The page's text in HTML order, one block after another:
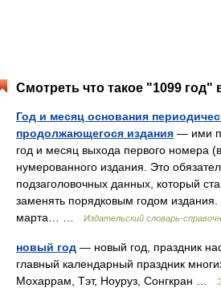
Смотреть что такое "1099 год"
Год и месяц основания
продолжающегося издания — ими
год и месяц выхода первого номера
нумерованного издания. Это
подзаголовочных данных, который
заменять порядковым годом
марта… …
Издательский словарь-
новый год — новый год, праздник
главный календарный праздник
Мохаррам, Тэт, Ноуруз, Сонгкран …